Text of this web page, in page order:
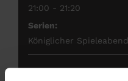
21:00 - 21:20
Serien:
Königlicher Spieleabend